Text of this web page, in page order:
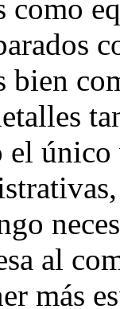
bien
el
al
más